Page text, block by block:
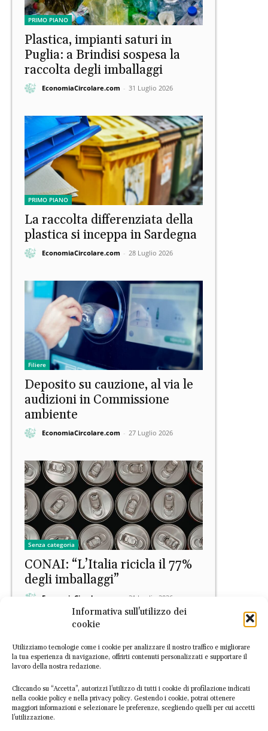
Informativa sull'utilizzo dei
cookie
Utilizziamo tecnologie come i cookie per analizzare il nostro traffico e migliorare
la tua esperienza di navigazione, offrirti contenuti personalizzati e supportare il
lavoro della nostra redazione.
Cliccando su “Accetta”, autorizzi l’utilizzo di tutti i cookie di profilazione indicati
nella cookie policy e nella privacy policy. Gestendo i cookie, potrai ottenere
maggiori informazioni e selezionare le preferenze, scegliendo quelli per cui accetti
l’utilizzazione.
PRIMO PIANO
Plastica, impianti saturi in
Puglia: a Brindisi sospesa la
raccolta degli imballaggi
EconomiaCircolare.com - 31 Luglio 2026
PRIMO PIANO
La raccolta differenziata della
plastica si inceppa in Sardegna
EconomiaCircolare.com - 28 Luglio 2026
Filiere
Deposito su cauzione, al via le
audizioni in Commissione
ambiente
EconomiaCircolare.com - 27 Luglio 2026
Senza categoria
CONAI: “L’Italia ricicla il 77%
degli imballaggi”
EconomiaCircolare.com 21 Luglio 2026
Europa